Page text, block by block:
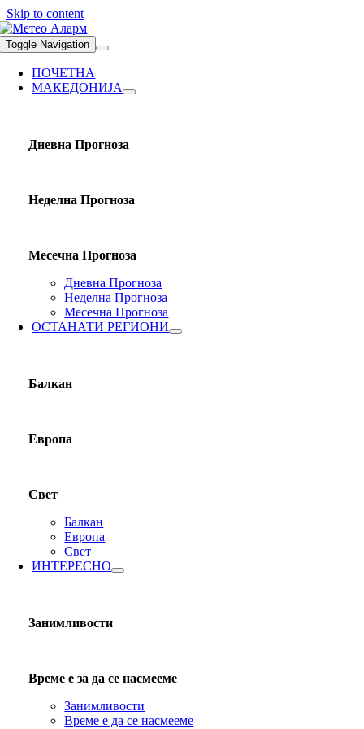
Skip to content
Toggle Navigation
ПОЧЕТНА
МАКЕДОНИЈА
Дневна Прогноза
Неделна Прогноза
Месечна Прогноза
Дневна Прогноза
Неделна Прогноза
Месечна Прогноза
ОСТАНАТИ РЕГИОНИ
Балкан
Европа
Свет
Балкан
Европа
Свет
ИНТЕРЕСНО
Занимливости
Време е за да се насмееме
Занимливости
Време е да се насмееме